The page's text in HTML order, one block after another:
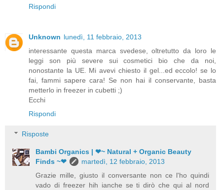
Rispondi
Unknown lunedì, 11 febbraio, 2013
interessante questa marca svedese, oltretutto da loro le
leggi son più severe sui cosmetici bio che da noi,
nonostante la UE. Mi avevi chiesto il gel...ed eccolo! se lo
fai, fammi sapere cara! Se non hai il conservante, basta
metterlo in freezer in cubetti ;)
Ecchi
Rispondi
Risposte
Bambi Organics | ❤~ Natural + Organic Beauty
Finds ~❤
martedì, 12 febbraio, 2013
Grazie mille, giusto il conversante non ce l'ho quindi
vado di freezer hih ianche se ti dirò che qui al nord